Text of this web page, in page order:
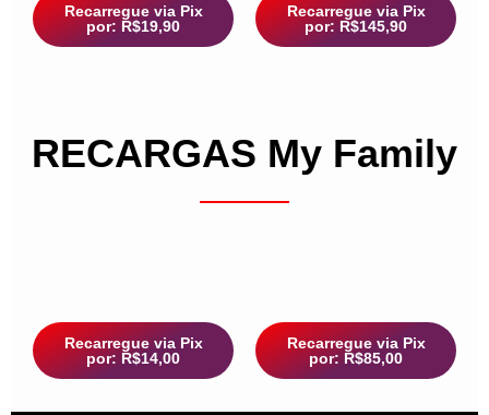
Recarregue via Pix
por: R$19,90
Recarregue via Pix
por: R$145,90
RECARGAS My Family
Recarregue via Pix
por: R$14,00
Recarregue via Pix
por: R$85,00